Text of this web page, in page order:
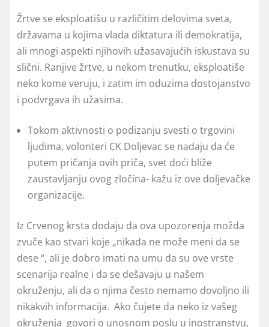
Žrtve se eksploatišu u različitim delovima sveta,
državama u kojima vlada diktatura ili demokratija,
ali mnogi aspekti njihovih užasavajućih iskustava su
slični. Ranjive žrtve, u nekom trenutku, eksploatiše
neko kome veruju, i zatim im oduzima dostojanstvo
i podvrgava ih užasima.
Tokom aktivnosti o podizanju svesti o trgovini
ljudima, volonteri CK Doljevac se nadaju da će
putem pričanja ovih priča, svet doći bliže
zaustavljanju ovog zločina- kažu iz ove doljevačke
organizacije.
Iz Crvenog krsta dodaju da ova upozorenja možda
zvuče kao stvari koje „nikada ne može meni da se
dese “, ali je dobro imati na umu da su ove vrste
scenarija realne i da se dešavaju u našem
okruženju, ali da o njima često nemamo dovoljno ili
nikakvih informacija. Ako čujete da neko iz vašeg
okruženja govori o unosnom poslu u inostranstvu,